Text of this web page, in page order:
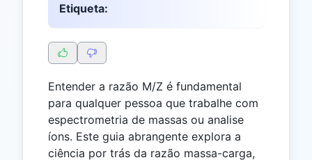
Etiqueta:
Entender a razão M/Z é fundamental
para qualquer pessoa que trabalhe com
espectrometria de massas ou analise
íons. Este guia abrangente explora a
ciência por trás da razão massa-carga,